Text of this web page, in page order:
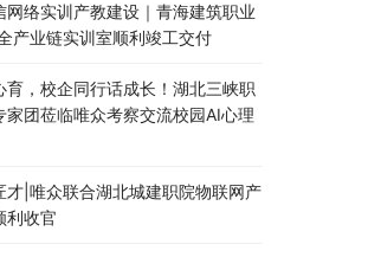
网络实训产教建设｜青海建筑职业
产业链实训室顺利竣工交付
育，校企同行话成长！湖北三峡职
家团莅临唯众考察交流校园AI心理
才|唯众联合湖北城建职院物联网产
利收官